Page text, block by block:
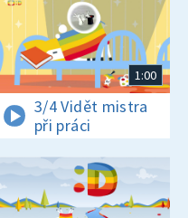
1:00
3/4 Vidět mistra
při práci